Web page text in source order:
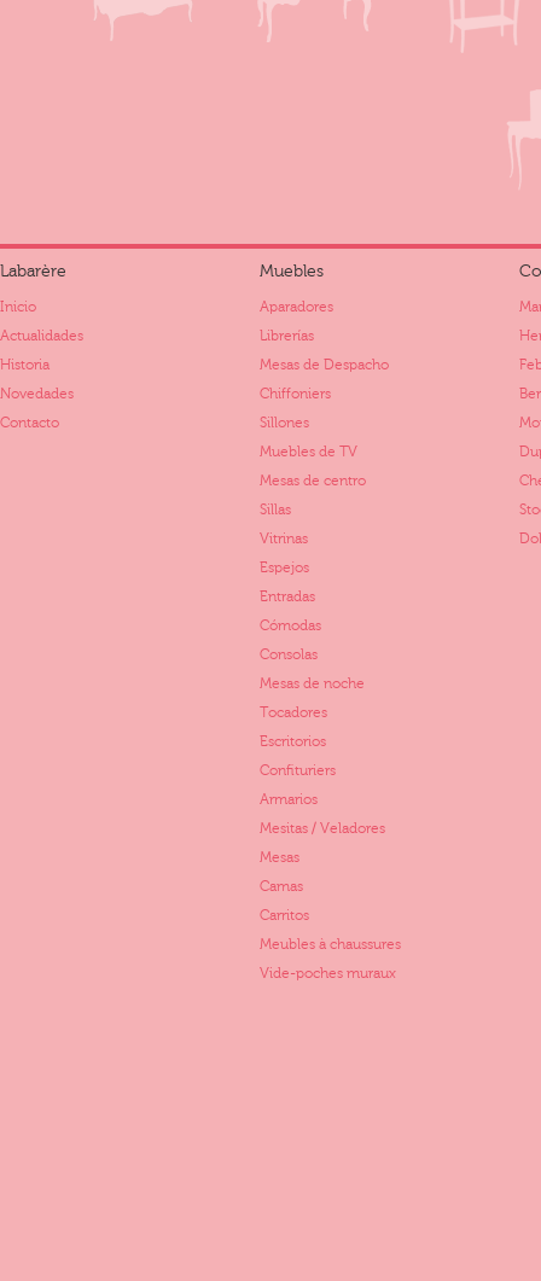
Labarère
Inicio
Actualidades
Historia
Novedades
Contacto
Muebles
Aparadores
Librerías
Mesas de Despacho
Chiffoniers
Sillones
Muebles de TV
Mesas de centro
Sillas
Vitrinas
Espejos
Entradas
Cómodas
Consolas
Mesas de noche
Tocadores
Escritorios
Confituriers
Armarios
Mesitas / Veladores
Mesas
Camas
Carritos
Meubles à chaussures
Vide-poches muraux